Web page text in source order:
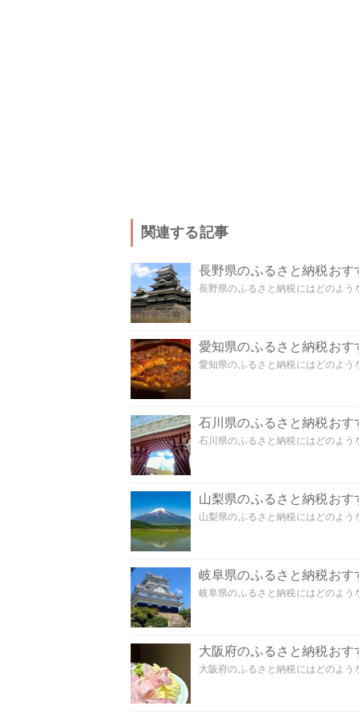
関連する記事
長野県のふるさと納税お
長野県のふるさと納税にはどのよ
愛知県のふるさと納税お
愛知県のふるさと納税にはどのよ
石川県のふるさと納税お
石川県のふるさと納税にはどのよ
山梨県のふるさと納税お
山梨県のふるさと納税にはどのよ
岐阜県のふるさと納税お
岐阜県のふるさと納税にはどのよ
大阪府のふるさと納税お
大阪府のふるさと納税にはどのよ